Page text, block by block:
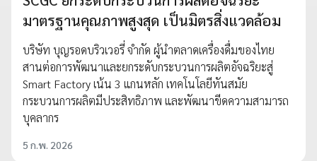
มาตรฐานคุณภาพสูงสุด เป็นมิตรสิ่งแวดล้อม
บริษัท บุญรอดบริวเวอรี่ จำกัด ผู้นำตลาดเครื่องดื่มของไทย
สานต่อการพัฒนาและยกระดับกระบวนการผลิตอัจฉริยะสู่
Smart Factory เน้น 3 แกนหลัก เทคโนโลยีทันสมัย
กระบวนการผลิตมีประสิทธิภาพ และพัฒนาขีดความสามารถ
บุคลากร
5 ก.พ. 2026